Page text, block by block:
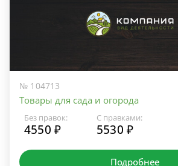
№ 104713
Товары для сада и огорода
Без правок:
4550 ₽
С правками:
5530 ₽
Подробнее